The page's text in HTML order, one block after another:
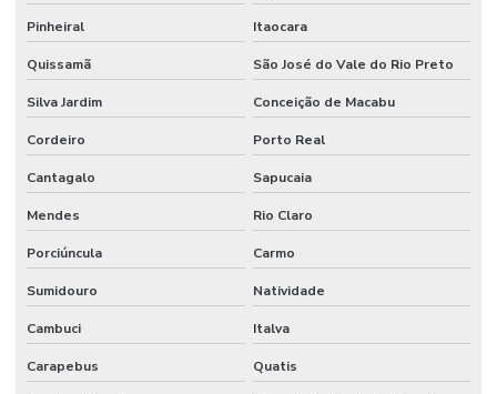
Pinheiral Itaocara
Quissamã São José do Vale do Rio Preto
Silva Jardim Conceição de Macabu
Cordeiro Porto Real
Cantagalo Sapucaia
Mendes Rio Claro
Porciúncula Carmo
Sumidouro Natividade
Cambuci Italva
Carapebus Quatis